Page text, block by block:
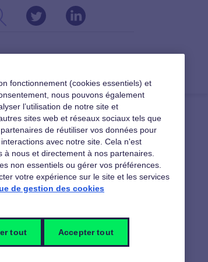
usages au travail
sur les nouvelles
fonctionnement (cookies essentiels) et
nous pouvons également
l’utilisation de notre site et
sites web et réseaux sociaux tels que
de réutiliser vos données pour
avec notre site. Cela n'est
nous et directement à nos partenaires.
non essentiels ou gérer vos préférences.
votre expérience sur le site et les services
de gestion des cookies
tout Accepter tout